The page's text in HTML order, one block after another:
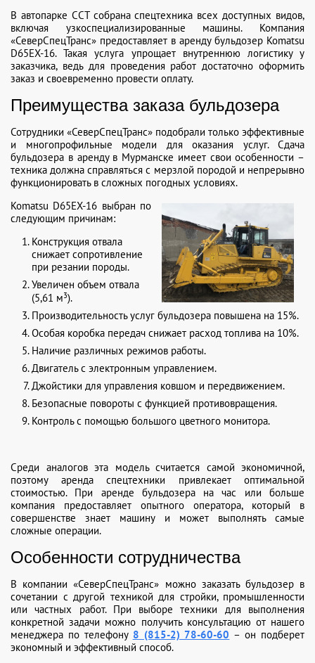
В автопарке ССТ собрана спецтехника всех доступных видов,
включая узкоспециализированные машины. Компания
«СеверСпецТранс» предоставляет в аренду бульдозер Komatsu
D65EX-16. Такая услуга упрощает внутреннюю логистику у
заказчика, ведь для проведения работ достаточно оформить
заказ и своевременно провести оплату.
Преимущества заказа бульдозера
Сотрудники «СеверСпецТранс» подобрали только эффективные
и многопрофильные модели для оказания услуг. Сдача
бульдозера в аренду в Мурманске имеет свои особенности –
техника должна справляться с мерзлой породой и непрерывно
функционировать в сложных погодных условиях.
Komatsu D65EX-16 выбран по
следующим причинам:
Конструкция отвала
снижает сопротивление
при резании породы.
Увеличен объем отвала
(5,61 м3).
Производительность услуг бульдозера повышена на 15%.
Особая коробка передач снижает расход топлива на 10%.
Наличие различных режимов работы.
Двигатель с электронным управлением.
Джойстики для управления ковшом и передвижением.
Безопасные повороты с функцией противовращения.
Контроль с помощью большого цветного монитора.
Среди аналогов эта модель считается самой экономичной,
поэтому аренда спецтехники привлекает оптимальной
стоимостью. При аренде бульдозера на час или больше
компания предоставляет опытного оператора, который в
совершенстве знает машину и может выполнять самые
сложные операции.
Особенности сотрудничества
В компании «СеверСпецТранс» можно заказать бульдозер в
сочетании с другой техникой для стройки, промышленности
или частных работ. При выборе техники для выполнения
конкретной задачи можно получить консультацию от нашего
менеджера по телефону 8 (815-2) 78-60-60 – он подберет
экономный и эффективный способ.